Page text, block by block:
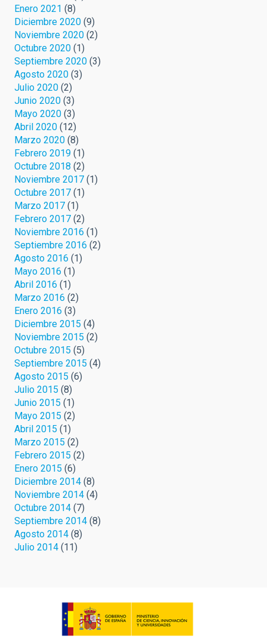
Enero 2021 (8)
Diciembre 2020 (9)
Noviembre 2020 (2)
Octubre 2020 (1)
Septiembre 2020 (3)
Agosto 2020 (3)
Julio 2020 (2)
Junio 2020 (3)
Mayo 2020 (3)
Abril 2020 (12)
Marzo 2020 (8)
Febrero 2019 (1)
Octubre 2018 (2)
Noviembre 2017 (1)
Octubre 2017 (1)
Marzo 2017 (1)
Febrero 2017 (2)
Noviembre 2016 (1)
Septiembre 2016 (2)
Agosto 2016 (1)
Mayo 2016 (1)
Abril 2016 (1)
Marzo 2016 (2)
Enero 2016 (3)
Diciembre 2015 (4)
Noviembre 2015 (2)
Octubre 2015 (5)
Septiembre 2015 (4)
Agosto 2015 (6)
Julio 2015 (8)
Junio 2015 (1)
Mayo 2015 (2)
Abril 2015 (1)
Marzo 2015 (2)
Febrero 2015 (2)
Enero 2015 (6)
Diciembre 2014 (8)
Noviembre 2014 (4)
Octubre 2014 (7)
Septiembre 2014 (8)
Agosto 2014 (8)
Julio 2014 (11)